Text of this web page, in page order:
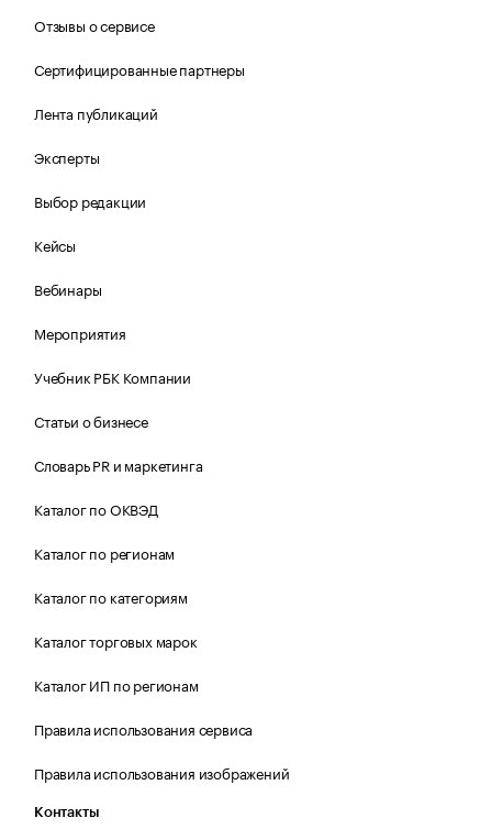
Отзывы о сервисе
Сертифицированные партнеры
Лента публикаций
Эксперты
Выбор редакции
Кейсы
Вебинары
Мероприятия
Учебник РБК Компании
Статьи о бизнесе
Словарь PR и маркетинга
Каталог по ОКВЭД
Каталог по регионам
Каталог по категориям
Каталог торговых марок
Каталог ИП по регионам
Правила использования сервиса
Правила использования изображений
Контакты